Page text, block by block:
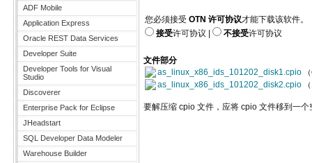
ADF Mobile
Application Express
Oracle REST Data Services
Developer Suite
Developer Tools for Visual
Studio
Discoverer
Enterprise Pack for Eclipse
JHeadstart
SQL Developer Data Modeler
Warehouse Builder
您必须接受 OTN 许可协议才能下载该软件。
接受许可协议 不接受许可协议
文件部分
as_linux_x86_ids_101202_disk1.cpio
as_linux_x86_ids_101202_disk2.cpio
要解压缩 cpio 文件，应将 cpio 文件移到一